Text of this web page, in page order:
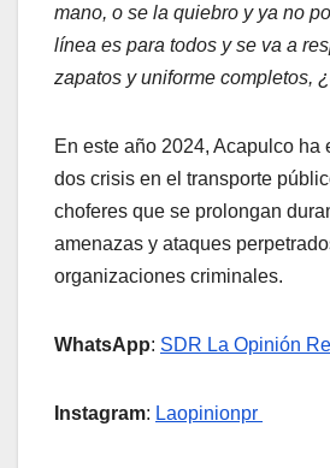
mano, o se la quiebro y ya no
línea es para todos y se va a
zapatos y uniforme completos,
En este año 2024, Acapulco ha
dos crisis en el transporte
choferes que se prolongan
amenazas y ataques
organizaciones criminales.
WhatsApp: SDR La Opinión
Instagram: Laopinionpr